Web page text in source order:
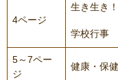
4ページ
生き生き
学校行事
5～7ペー
ジ
健康・保